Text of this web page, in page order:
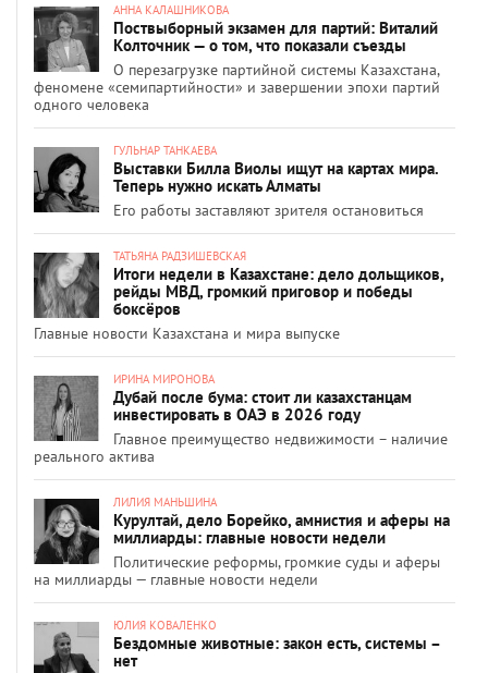
АННА КАЛАШНИКОВА
Поствыборный экзамен для партий: Виталий
Колточник — о том, что показали съезды
О перезагрузке партийной системы Казахстана,
феномене «семипартийности» и завершении эпохи партий
одного человека
ГУЛЬНАР ТАНКАЕВА
Выставки Билла Виолы ищут на картах мира.
Теперь нужно искать Алматы
Его работы заставляют зрителя остановиться
ТАТЬЯНА РАДЗИШЕВСКАЯ
Итоги недели в Казахстане: дело дольщиков,
рейды МВД, громкий приговор и победы
боксёров
Главные новости Казахстана и мира выпуске
ИРИНА МИРОНОВА
Дубай после бума: стоит ли казахстанцам
инвестировать в ОАЭ в 2026 году
Главное преимущество недвижимости – наличие
реального актива
ЛИЛИЯ МАНЬШИНА
Курултай, дело Борейко, амнистия и аферы на
миллиарды: главные новости недели
Политические реформы, громкие суды и аферы
на миллиарды — главные новости недели
ЮЛИЯ КОВАЛЕНКО
Бездомные животные: закон есть, системы –
нет